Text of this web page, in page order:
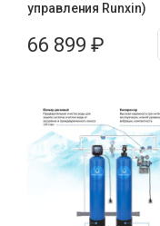
управления Runxin)
66 899 ₽